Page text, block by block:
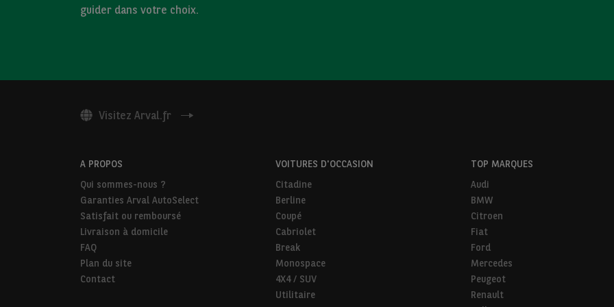
guider dans votre choix.
Visitez Arval.fr
A PROPOS
Qui sommes-nous ?
Garanties Arval AutoSelect
Satisfait ou remboursé
Livraison à domicile
FAQ
Plan du site
Contact
VOITURES D'OCCASION
Citadine
Berline
Coupé
Cabriolet
Break
Monospace
4X4 / SUV
Utilitaire
TOP MARQUES
Audi
BMW
Citroen
Fiat
Ford
Mercedes
Peugeot
Renault